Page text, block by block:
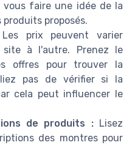
faire une idée de la
proposés.
prix peuvent varier
site à l'autre. Prenez le
offres pour trouver la
pas de vérifier si la
cela peut influencer le
de produits :Lisez
des montres pour